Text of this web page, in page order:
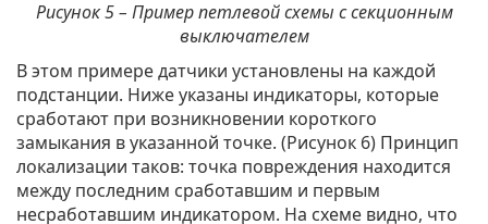
Рисунок 5 – Пример петлевой схемы с секционным
выключателем
В этом примере датчики установлены на каждой
подстанции. Ниже указаны индикаторы, которые
сработают при возникновении короткого
замыкания в указанной точке. (Рисунок 6) Принцип
локализации таков: точка повреждения находится
между последним сработавшим и первым
несработавшим индикатором. На схеме видно, что